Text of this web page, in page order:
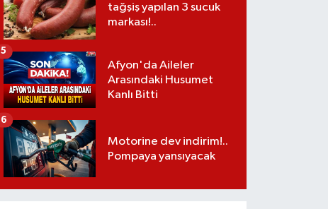
tağşiş yapılan 3 sucuk
markası!..
Afyon'da Aileler
Arasındaki Husumet
Kanlı Bitti
5
Motorine dev indirim!..
Pompaya yansıyacak
6